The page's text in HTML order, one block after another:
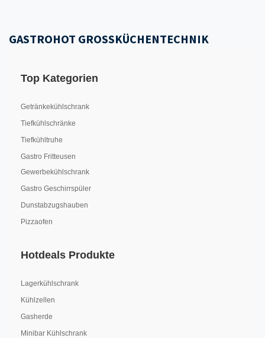
GASTROHOT GROSSKÜCHENTECHNIK
Top Kategorien
Getränkekühlschrank
Tiefkühlschränke
Tiefkühltruhe
Gastro Fritteusen
Gewerbekühlschrank
Gastro Geschirrspüler
Dunstabzugshauben
Pizzaofen
Hotdeals Produkte
Lagerkühlschrank
Kühlzellen
Gasherde
Minibar Kühlschrank